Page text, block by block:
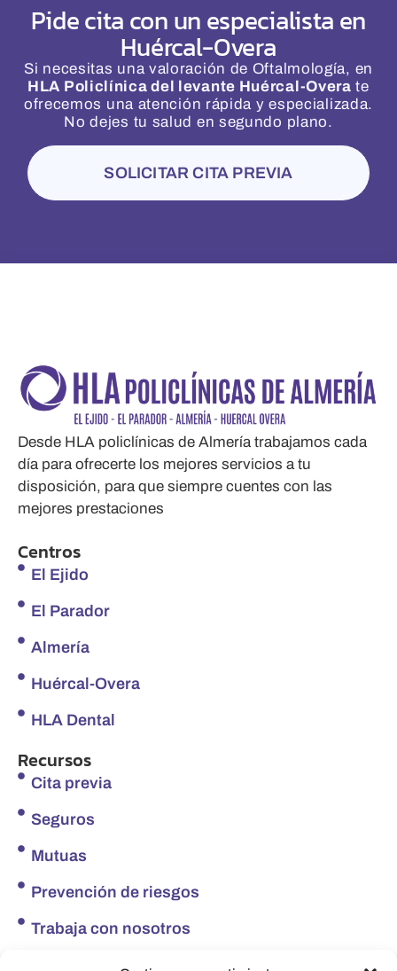
Pide cita con un especialista en
Huércal-Overa
Si necesitas una valoración de Oftalmología, en
HLA Policlínica del levante Huércal-Overa te
ofrecemos una atención rápida y especializada.
No dejes tu salud en segundo plano.
SOLICITAR CITA PREVIA
Desde HLA policlínicas de Almería trabajamos cada
día para ofrecerte los mejores servicios a tu
disposición, para que siempre cuentes con las
mejores prestaciones
Centros
El Ejido
El Parador
Almería
Huércal-Overa
HLA Dental
Recursos
Cita previa
Seguros
Mutuas
Prevención de riesgos
Trabaja con nosotros